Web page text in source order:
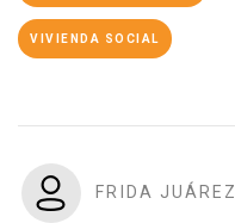
VIVIENDA SOCIAL
FRIDA JUÁREZ